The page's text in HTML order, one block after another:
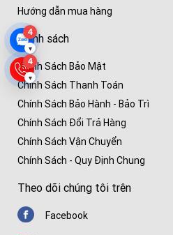
4
▾
4
▾
Hướng dẫn mua hàng
Chính sách
Chính Sách Bảo Mật
Chính Sách Thanh Toán
Chính Sách Bảo Hành - Bảo Trì
Chính Sách Đổi Trả Hàng
Chính Sách Vận Chuyển
Chính Sách - Quy Định Chung
Theo dõi chúng tôi trên
Facebook